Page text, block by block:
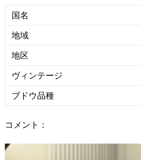
国名
地域
地区
ヴィンテージ
ブドウ品種
コメント：